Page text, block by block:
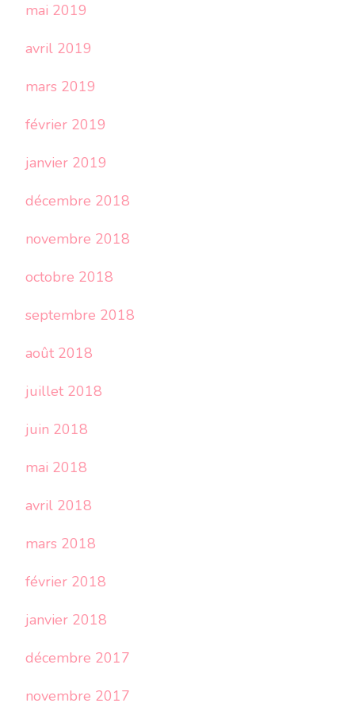
mai 2019
avril 2019
mars 2019
février 2019
janvier 2019
décembre 2018
novembre 2018
octobre 2018
septembre 2018
août 2018
juillet 2018
juin 2018
mai 2018
avril 2018
mars 2018
février 2018
janvier 2018
décembre 2017
novembre 2017